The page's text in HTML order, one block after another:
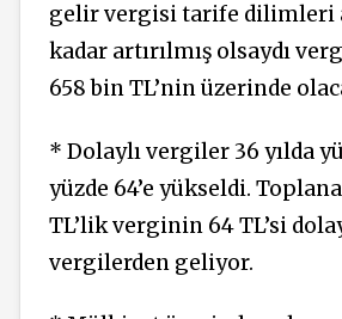
gelir vergisi tarife dilimleri
kadar artırılmış olsaydı
658 bin TL’nin üzerinde
* Dolaylı vergiler 36 yılda
yüzde 64’e yükseldi.
TL’lik verginin 64 TL’si
vergilerden geliyor.